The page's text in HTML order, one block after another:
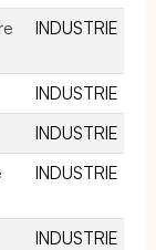
INDUSTRIE
INDUSTRIE
INDUSTRIE
INDUSTRIE
INDUSTRIE